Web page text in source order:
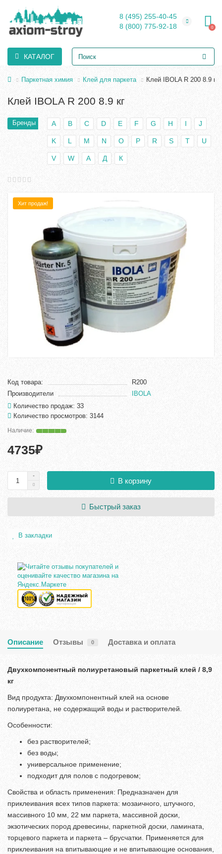
8 (495) 255-40-45
8 (800) 775-92-18
0
КАТАЛОГ
Паркетная химия Клей для паркета Клей IBOLA R 200 8.9 кг
Клей IBOLA R 200 8.9 кг
Бренды A B C D E F G H I J
K L M N O P R S T U
V W А Д К
Хит продаж!
Код товара:
R200
Производители
IBOLA
Количество продаж: 33
Количество просмотров: 3144
4735₽
В корзину
Быстрый заказ
В закладки
Описание Отзывы 0 Доставка и оплата
Двухкомпонентный полиуретановый паркетный клей / 8,9
кг
Вид продукта: Двухкомпонентный клей на основе
полиуретана, не содержащий воды и растворителей.
Особенности:
без растворителей;
без воды;
универсальное применение;
подходит для полов с подогревом;
Свойства и область применения: Предназначен для
приклеивания всех типов паркета: мозаичного, штучного,
массивного 10 мм, 22 мм паркета, массивной доски,
экзотических пород древесины, паркетной доски, ламината,
торцевого паркета и паркета – брусчатки. Применяется для
приклеивания на впитывающие и не впитывающие основания,